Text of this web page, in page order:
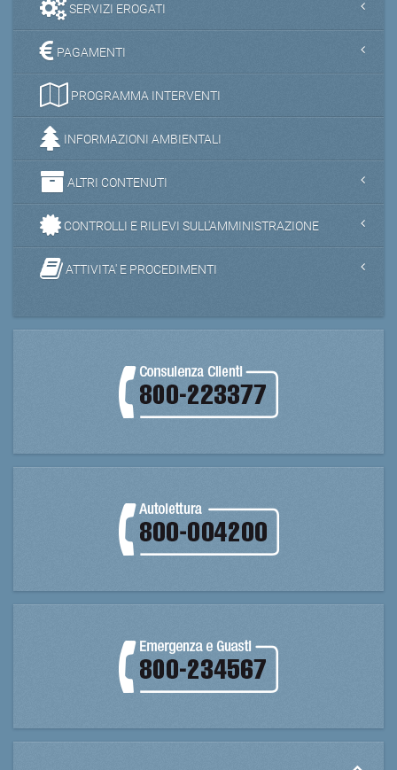
SERVIZI EROGATI
PAGAMENTI
PROGRAMMA INTERVENTI
INFORMAZIONI AMBIENTALI
ALTRI CONTENUTI
CONTROLLI E RILIEVI SULL'AMMINISTRAZIONE
ATTIVITA' E PROCEDIMENTI